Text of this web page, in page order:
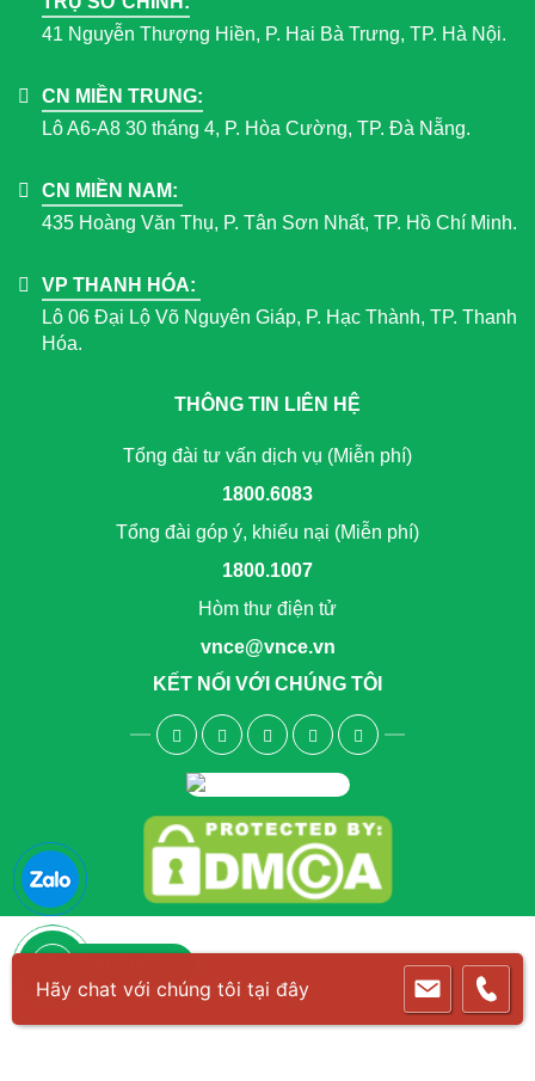
41 Nguyễn Thượng Hiền, P. Hai Bà Trưng, TP. Hà Nội.
CN MIỀN TRUNG:
Lô A6-A8 30 tháng 4, P. Hòa Cường, TP. Đà Nẵng.
CN MIỀN NAM:
435 Hoàng Văn Thụ, P. Tân Sơn Nhất, TP. Hồ Chí Minh.
VP THANH HÓA:
Lô 06 Đại Lộ Võ Nguyên Giáp, P. Hạc Thành, TP. Thanh
Hóa.
THÔNG TIN LIÊN HỆ
Tổng đài tư vấn dịch vụ (Miễn phí)
1800.6083
Tổng đài góp ý, khiếu nại (Miễn phí)
1800.1007
Hòm thư điện tử
vnce@vnce.vn
KẾT NỐI VỚI CHÚNG TÔI
Hãy chat với chúng tôi tại đây